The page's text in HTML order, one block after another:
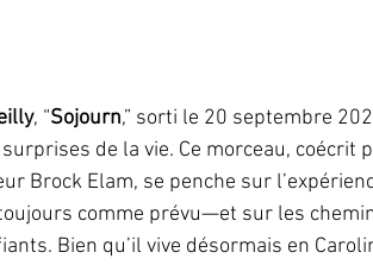
, “Sojourn,” sorti le 20 septembre
de la vie. Ce morceau, coécrit
Brock Elam, se penche sur
comme prévu—et sur les
Bien qu’il vive désormais en